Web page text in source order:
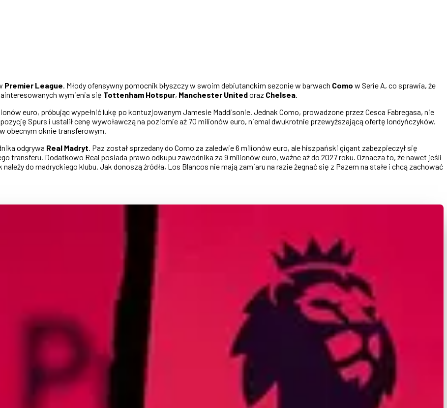
Premier League. Młody ofensywny pomocnik błyszczy w swoim debiutanckim sezonie w barwach Como w Serie A, co sprawia, że
wymienia się Tottenham Hotspur, Manchester Unitedoraz Chelsea.
euro, próbując wypełnić lukę po kontuzjowanym Jamesie Maddisonie. Jednak Como, prowadzone przez Cesca Fabregasa, nie
Spurs i ustalił cenę wywoławczą na poziomie aż 70 milionów euro, niemal dwukrotnie przewyższającą ofertę londyńczyków.
obecnym oknie transferowym.
odgrywa Real Madryt. Paz został sprzedany do Como za zaledwie 6 milionów euro, ale hiszpański gigant zabezpieczył się
transferu. Dodatkowo Real posiada prawo odkupu zawodnika za 9 milionów euro, ważne aż do 2027 roku. Oznacza to, że nawet jeśli
do madryckiego klubu. Jak donoszą źródła, Los Blancos nie mają zamiaru na razie żegnać się z Pazem na stałe i chcą zachować